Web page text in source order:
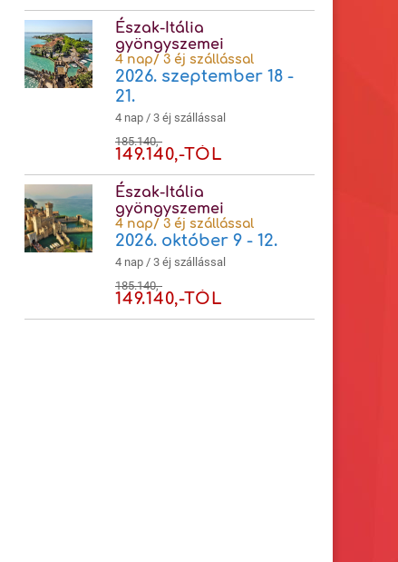
Észak-Itália
gyöngyszemei
4 nap/ 3 éj szállással
2026. szeptember 18 -
21.
4 nap / 3 éj szállással
185.140,-
149.140,-TÓL
Észak-Itália
gyöngyszemei
4 nap/ 3 éj szállással
2026. október 9 - 12.
4 nap / 3 éj szállással
185.140,-
149.140,-TÓL